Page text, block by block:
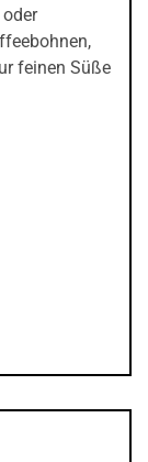
feinen Süße